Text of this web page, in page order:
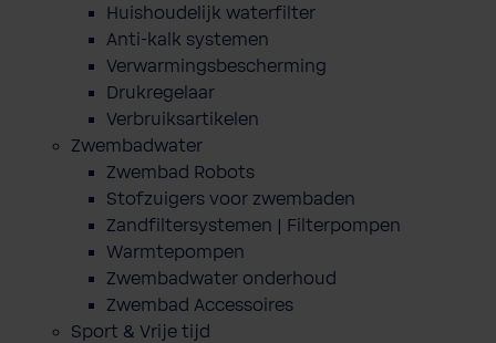
Huishoudelijk waterfilter
Anti-kalk systemen
Verwarmingsbescherming
Drukregelaar
Verbruiksartikelen
Zwembadwater
Zwembad Robots
Stofzuigers voor zwembaden
Zandfiltersystemen | Filterpompen
Warmtepompen
Zwembadwater onderhoud
Zwembad Accessoires
Sport & Vrije tijd